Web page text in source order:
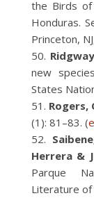
the Birds of
Honduras.
Princeton,
new
States
Rogers,
(1): 81–83. (
Herrera &
Parque
Literature of